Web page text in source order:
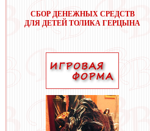
СБОР ДЕНЕЖНЫХ СРЕДСТВ
ДЛЯ ДЕТЕЙ ТОЛИКА ГЕРЦЫНА